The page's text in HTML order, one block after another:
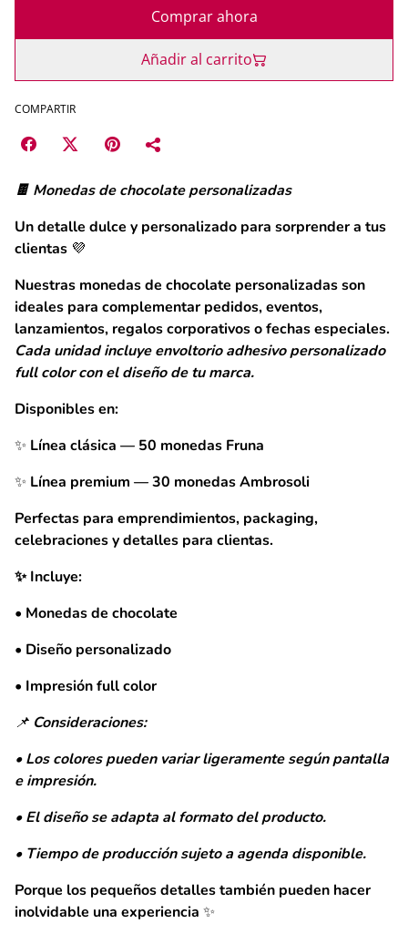
Comprar ahora
Añadir al carrito
COMPARTIR
🍫 Monedas de chocolate personalizadas
Un detalle dulce y personalizado para sorprender a tus
clientas 💜
Nuestras monedas de chocolate personalizadas son
ideales para complementar pedidos, eventos,
lanzamientos, regalos corporativos o fechas especiales.
Cada unidad incluye envoltorio adhesivo personalizado
full color con el diseño de tu marca.
Disponibles en:
✨ Línea clásica — 50 monedas Fruna
✨ Línea premium — 30 monedas Ambrosoli
Perfectas para emprendimientos, packaging,
celebraciones y detalles para clientas.
✨ Incluye:
• Monedas de chocolate
• Diseño personalizado
• Impresión full color
📌 Consideraciones:
• Los colores pueden variar ligeramente según pantalla
e impresión.
• El diseño se adapta al formato del producto.
• Tiempo de producción sujeto a agenda disponible.
Porque los pequeños detalles también pueden hacer
inolvidable una experiencia ✨